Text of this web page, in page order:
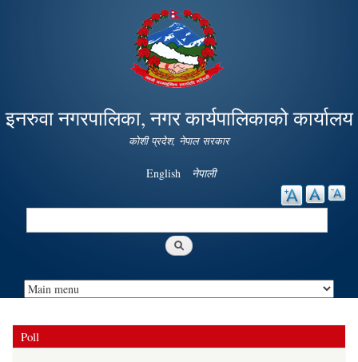
Skip to
main
content
इनरुवा नगरपालिका, नगर कार्यपालिकाको कार्यालय
कोशी प्रदेश, नेपाल सरकार
English नेपाली
Search
Poll